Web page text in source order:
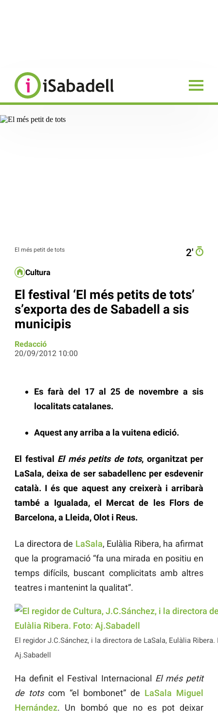
El més petit de tots 2′
Cultura
El festival ‘El més petits de tots’
s’exporta des de Sabadell a sis
municipis
Redacció
20/09/2012 10:00
Es farà del 17 al 25 de novembre a sis
localitats catalanes.
Aquest any arriba a la vuitena edició.
El festival El més petits de tots, organitzat per
LaSala, deixa de ser sabadellenc per esdevenir
català. I és que aquest any creixerà i arribarà
també a Igualada, el Mercat de les Flors de
Barcelona, a Lleida, Olot i Reus.
La directora de LaSala, Eulàlia Ribera, ha afirmat
que la programació “fa una mirada en positiu en
temps difícils, buscant complicitats amb altres
teatres i mantenint la qualitat”.
El regidor J.C.Sánchez, i la directora de LaSala, Eulàlia Ribera.
Aj.Sabadell
Ha definit el Festival Internacional El més petit
de totscom “el bombonet” de LaSala Miguel
Hernández. Un bombó que no es pot deixar